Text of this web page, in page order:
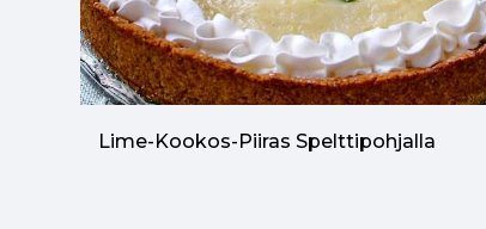
Lime-Kookos-Piiras Spelttipohjalla